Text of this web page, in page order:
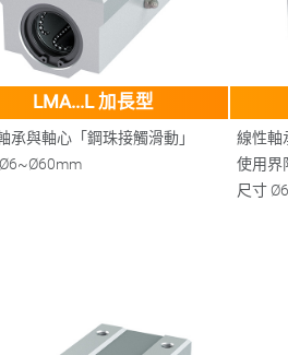
LMA...L 加長型
承與軸心「鋼珠接觸滑動」
Ø6~Ø60mm
線性軸
使用界
尺寸